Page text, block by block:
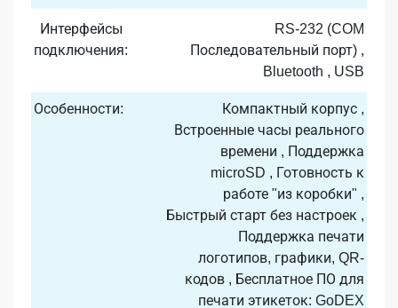
Интерфейсы
подключения:
RS-232 (COM
Последовательный порт) ,
Bluetooth , USB
Особенности:
Компактный корпус ,
Встроенные часы реального
времени , Поддержка
microSD , Готовность к
работе "из коробки" ,
Быстрый старт без настроек ,
Поддержка печати
логотипов, графики, QR-
кодов , Бесплатное ПО для
печати этикеток: GoDEX